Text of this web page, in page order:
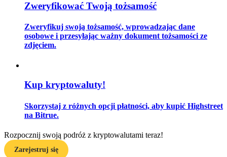
Strategie handlowe
Dowiedz się, jak zachować rentowność
Zweryfikować Twoją tożsamość
Zweryfikuj swoją tożsamość, wprowadzając dane
osobowe i przesyłając ważny dokument tożsamości ze
zdjęciem.
Kup kryptowaluty!
Skorzystaj z różnych opcji płatności, aby kupić Highstreet
na Bitrue.
Rozpocznij swoją podróż z kryptowalutami teraz!
Zarejestruj się